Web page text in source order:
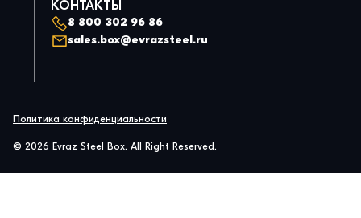
КОНТАКТЫ
8 800 302 96 86
sales.box@evrazsteel.ru
© 2026 Evraz Steel Box. All Right Reserved.
Политика конфиденциальности